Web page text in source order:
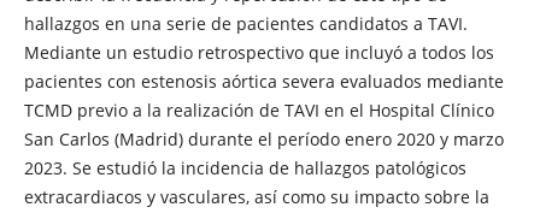
hallazgos en una serie de pacientes candidatos a TAVI.
Mediante un estudio retrospectivo que incluyó a todos los
pacientes con estenosis aórtica severa evaluados mediante
TCMD previo a la realización de TAVI en el Hospital Clínico
San Carlos (Madrid) durante el período enero 2020 y marzo
2023. Se estudió la incidencia de hallazgos patológicos
extracardiacos y vasculares, así como su impacto sobre la